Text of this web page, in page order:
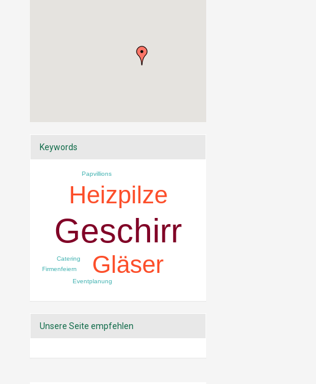
Keywords
Geschirr
Gläser
Heizpilze
Papvillions
Catering
Firmenfeiern
Eventplanung
Unsere Seite empfehlen